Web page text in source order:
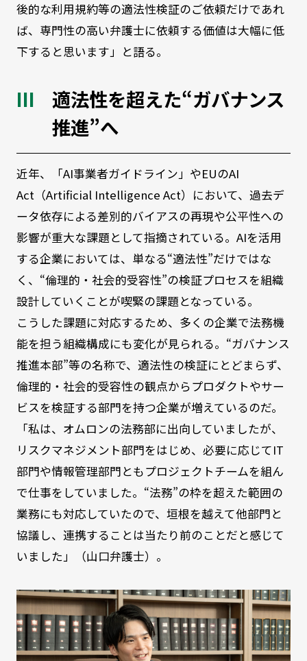
後的な利用規約等の適法性検証のご依頼だけであれ
ば、専門性の高い弁護士に依頼する価値は大幅に低
下すると思います」と語る。
適法性を超えた“ガバナンス
推進”へ
近年、「AI事業者ガイドライン」やEUのAI
Act（Artificial Intelligence Act）において、過去デ
ータ依存による差別的バイアスの再現や公平性への
影響が重大な課題として指摘されている。AIを活用
する企業においては、単なる“適法性”だけではな
く、“倫理的・社会的受容性”の検証プロセスを組織
設計していくことが喫緊の課題となっている。
こうした課題に対応するため、多くの企業で法務機
能を担う組織構成にも変化が見られる。“ガバナンス
推進本部”等の名称で、適法性の検証にとどまらず、
倫理的・社会的受容性の観点からプロダクトやサー
ビスを検証する部門を持つ企業が増えているのだ。
「私は、オムロンの法務部に出向していましたが、
リスクマネジメント部門をはじめ、必要に応じてIT
部門や情報管理部門ともプロジェクトチームを組ん
で仕事をしていました。“法務”の枠を超えた範囲の
業務にも対応していたので、垣根を越えて他部門と
協議し、連携することは当たり前のことだと感じて
いました」（山口弁護士）。